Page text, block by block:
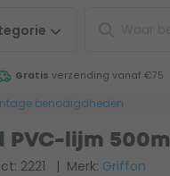
Gratis verzending vanaf €75
benodigdheden
PVC-lijm 500ml
2221 | Merk: Griffon